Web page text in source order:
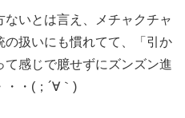
いとは言え、メチャクチャ
扱いにも慣れてて、「引か
感じで臆せずにズンズン進
・・(；´∀｀)